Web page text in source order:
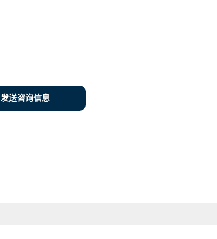
发送咨询信息